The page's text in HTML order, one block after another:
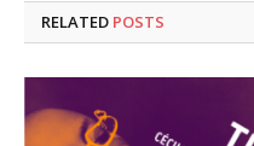
RELATED POSTS